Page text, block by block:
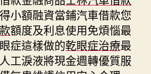
小額融資當鋪汽車借款您
額度及利息使用免煩惱最
症這樣做的乾眼症治療最
工淚液將現金週轉優質服